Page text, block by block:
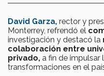
David Garza, rector y
Monterrey, refrendó el
investigación y destacó la
colaboración entre
privado, a fin de
transformaciones en el